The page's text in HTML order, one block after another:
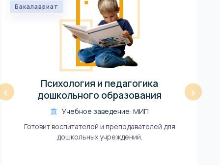
‹
Бакалавриат
Психология и педагогика
дошкольного образования
Учебное заведение: МИП
Готовит воспитателей и преподавателей для
дошкольных учреждений.
›